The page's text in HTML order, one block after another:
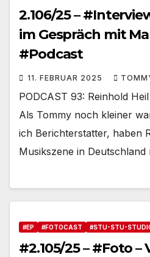
2.106/25 –
im Gespräch mit
#Podcast
11. FEBRUAR 2025
PODCAST 93: Reinhold
Als Tommy noch kleiner
ich Berichterstatter, haben
Musikszene in
#EP #FOTOCAST #STU-STU-
#2.105/25 – #Foto